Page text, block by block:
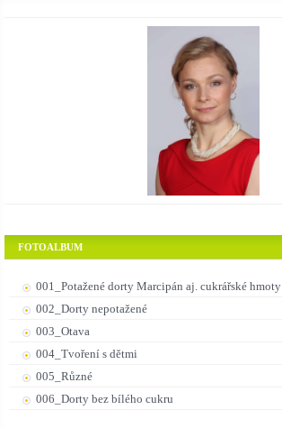
FOTOALBUM
001_Potažené dorty Marcipán aj. cukrářské hmoty
002_Dorty nepotažené
003_Otava
004_Tvoření s dětmi
005_Různé
006_Dorty bez bílého cukru